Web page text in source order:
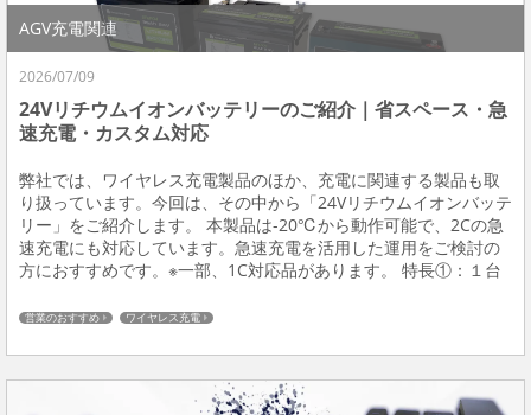
AGV充電関連
2026/07/09
24Vリチウムイオンバッテリーのご紹介｜省スペース・急
速充電・カスタム対応
弊社では、ワイヤレス充電製品のほか、充電に関連する製品も取
り扱っています。今回は、その中から「24Vリチウムイオンバッテ
リー」をご紹介します。 本製品は-20℃から動作可能で、2Cの急
速充電にも対応しています。急速充電を活用した運用をご検討の
方におすすめです。※一部、1C対応品があります。 特長①：１台
直列で接続して使用するものも多...
営業のおすすめ ワイヤレス充電